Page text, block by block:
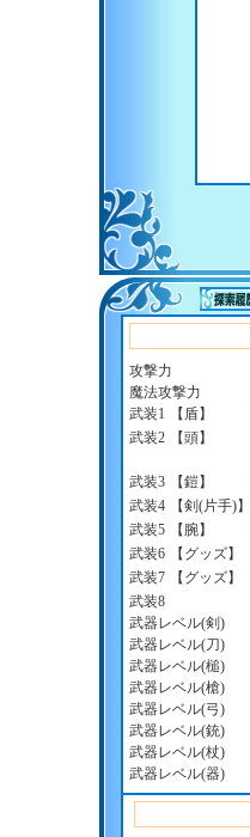
攻撃力
魔法攻撃力
武装1
【盾】
武装2
【頭】
武装3
【鎧】
武装4
【剣(片手)】
武装5
【腕】
武装6
【グッズ】
武装7
【グッズ】
武装8
武器レベル(剣)
武器レベル(刀)
武器レベル(槌)
武器レベル(槍)
武器レベル(弓)
武器レベル(銃)
武器レベル(杖)
武器レベル(器)